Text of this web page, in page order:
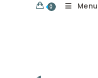
0 Menu